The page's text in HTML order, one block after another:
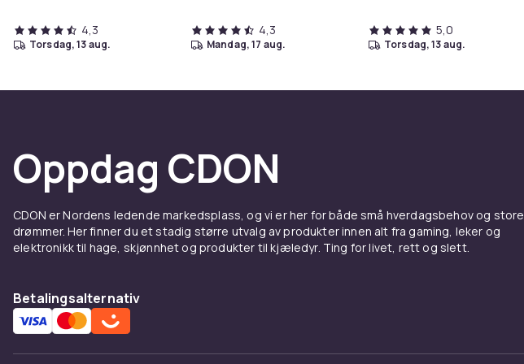
4,3
torsdag, 13 aug.
4,3
mandag, 17 aug.
5,0
torsdag, 13 aug.
Oppdag CDON
CDON er Nordens ledende markedsplass, og vi er her for både små hverdagsbehov og store
drømmer. Her finner du et stadig større utvalg av produkter innen alt fra gaming, leker og
elektronikk til hage, skjønnhet og produkter til kjæledyr. Ting for livet, rett og slett.
Betalingsalternativ